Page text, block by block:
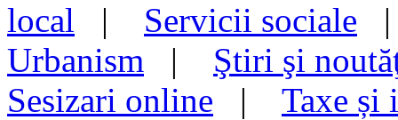
local | Servicii sociale
Urbanism | Ştiri şi
Sesizari online | Taxe și